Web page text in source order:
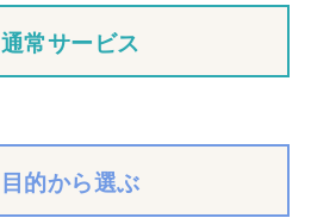
通常サービス
目的から選ぶ